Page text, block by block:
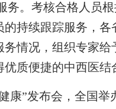
。考核合格人员根
持续跟踪服务，
情况，组织专家
质便捷的中西医结
”发布会，全国举